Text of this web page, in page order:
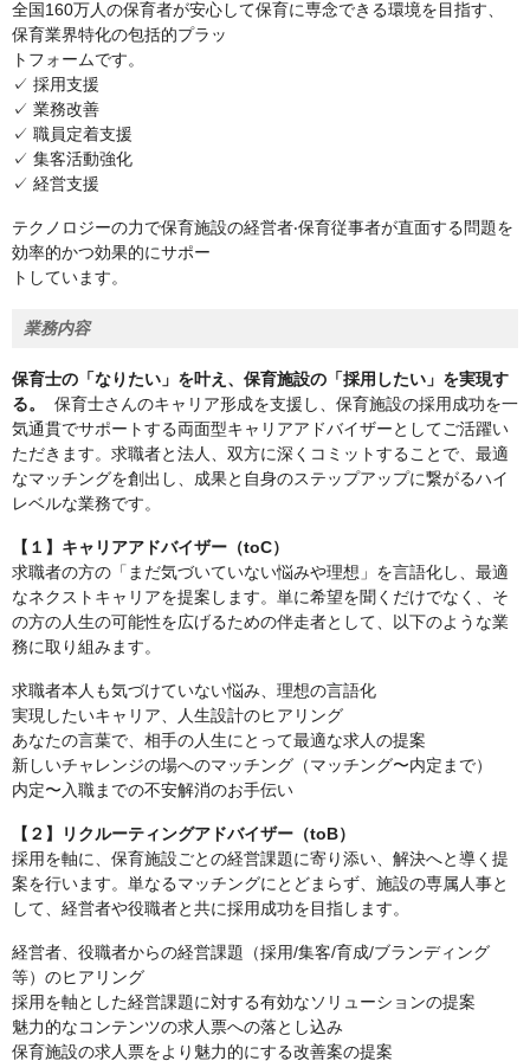
全国160万人の保育者が安心して保育に専念できる環境を目指す、
保育業界特化の包括的プラッ
トフォームです。
✓ 採用支援
✓ 業務改善
✓ 職員定着支援
✓ 集客活動強化
✓ 経営支援
テクノロジーの力で保育施設の経営者‧保育従事者が直面する問題を
効率的かつ効果的にサポー
トしています。
業務内容
保育士の「なりたい」を叶え、保育施設の「採用したい」を実現す
る。
保育士さんのキャリア形成を支援し、保育施設の採用成功を一
気通貫でサポートする両面型キャリアアドバイザーとしてご活躍い
ただきます。求職者と法人、双方に深くコミットすることで、最適
なマッチングを創出し、成果と自身のステップアップに繋がるハイ
レベルな業務です。
【１】キャリアアドバイザー（toC）
求職者の方の「まだ気づいていない悩みや理想」を言語化し、最適
なネクストキャリアを提案します。単に希望を聞くだけでなく、そ
の方の人生の可能性を広げるための伴走者として、以下のような業
務に取り組みます。
求職者本人も気づけていない悩み、理想の言語化
実現したいキャリア、人生設計のヒアリング
あなたの言葉で、相手の人生にとって最適な求人の提案
新しいチャレンジの場へのマッチング（マッチング〜内定まで）
内定〜入職までの不安解消のお手伝い
【２】リクルーティングアドバイザー（toB）
採用を軸に、保育施設ごとの経営課題に寄り添い、解決へと導く提
案を行います。単なるマッチングにとどまらず、施設の専属人事と
して、経営者や役職者と共に採用成功を目指します。
経営者、役職者からの経営課題（採用/集客/育成/ブランディング
等）のヒアリング
採用を軸とした経営課題に対する有効なソリューションの提案
魅力的なコンテンツの求人票への落とし込み
保育施設の求人票をより魅力的にする改善案の提案